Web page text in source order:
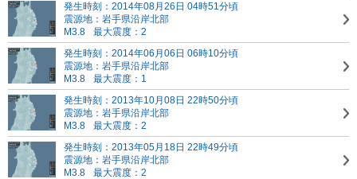
発生時刻：2014年08月26日 04時51分頃
震源地：岩手県沿岸北部
M3.8
最大震度：2
発生時刻：2014年06月06日 06時10分頃
震源地：岩手県沿岸北部
M3.8
最大震度：1
発生時刻：2013年10月08日 22時50分頃
震源地：岩手県沿岸北部
M3.8
最大震度：2
発生時刻：2013年05月18日 22時49分頃
震源地：岩手県沿岸北部
M3.8
最大震度：2